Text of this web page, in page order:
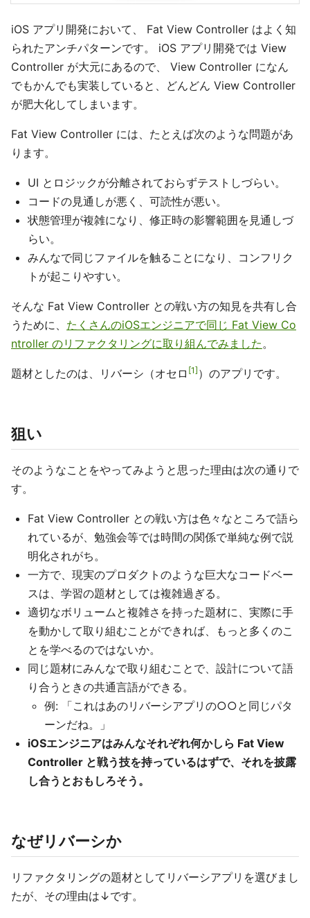
iOS アプリ開発において、 Fat View Controller はよく知
られたアンチパターンです。 iOS アプリ開発では View
Controller が大元にあるので、 View Controller になん
でもかんでも実装していると、どんどん View Controller
が肥大化してしまいます。
Fat View Controller には、たとえば次のような問題があ
ります。
UI とロジックが分離されておらずテストしづらい。
コードの見通しが悪く、可読性が悪い。
状態管理が複雑になり、修正時の影響範囲を見通しづ
らい。
みんなで同じファイルを触ることになり、コンフリク
トが起こりやすい。
そんな Fat View Controller との戦い方の知見を共有し合
うために、 たくさんのiOSエンジニアで同じ Fat View Co
ntroller のリファクタリングに取り組んでみました。
題材としたのは、リバーシ（オセロ 1 ）のアプリです。
狙い
そのようなことをやってみようと思った理由は次の通りで
す。
Fat View Controller との戦い方は色々なところで語ら
れているが、勉強会等では時間の関係で単純な例で説
明化されがち。
一方で、現実のプロダクトのような巨大なコードベー
スは、学習の題材としては複雑過ぎる。
適切なボリュームと複雑さを持った題材に、実際に手
を動かして取り組むことができれば、もっと多くのこ
とを学べるのではないか。
同じ題材にみんなで取り組むことで、設計について語
り合うときの共通言語ができる。
例: 「これはあのリバーシアプリの○○と同じパタ
ーンだね。」
iOSエンジニアはみんなそれぞれ何かしら Fat View
Controller と戦う技を持っているはずで、それを披露
し合うとおもしろそう。
なぜリバーシか
リファクタリングの題材としてリバーシアプリを選びまし
たが、その理由は↓です。